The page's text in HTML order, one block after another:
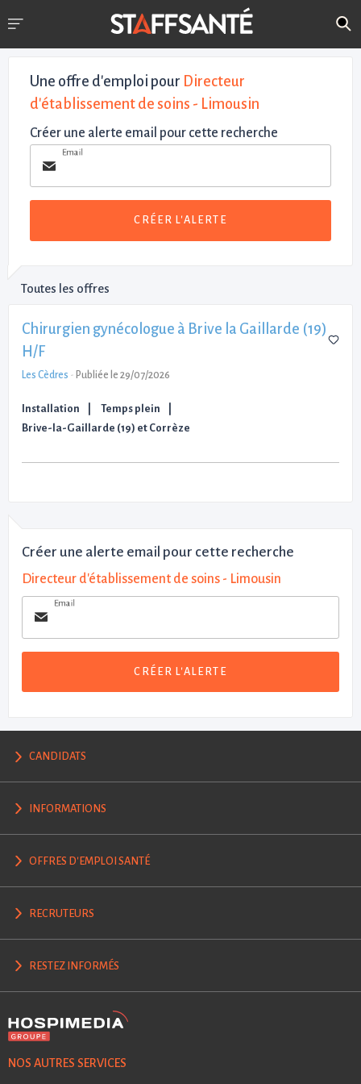
Une offre d'emploi pour Directeur
d'établissement de soins - Limousin
Créer une alerte email pour cette recherche
Email
CRÉER L'ALERTE
Toutes les offres
Chirurgien gynécologue à Brive la Gaillarde (19)
H/F
Les Cèdres - Publiée le 29/07/2026
Installation
Temps plein
Brive-la-Gaillarde (19) et Corrèze
Créer une alerte email pour cette recherche
Directeur d'établissement de soins - Limousin
Email
CRÉER L'ALERTE
CANDIDATS
INFORMATIONS
OFFRES D'EMPLOI SANTÉ
RECRUTEURS
RESTEZ INFORMÉS
NOS AUTRES SERVICES